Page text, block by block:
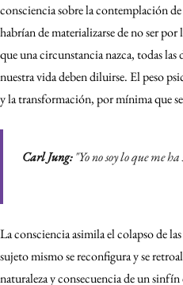
consciencia sobre la contemplación
habrían de materializarse de no ser
que una circunstancia nazca, todas las
nuestra vida deben diluirse. El peso
y la transformación, por mínima que
Carl Jung: "Yo no soy lo que me
La consciencia asimila el colapso de
sujeto mismo se reconfigura y se
naturaleza y consecuencia de un